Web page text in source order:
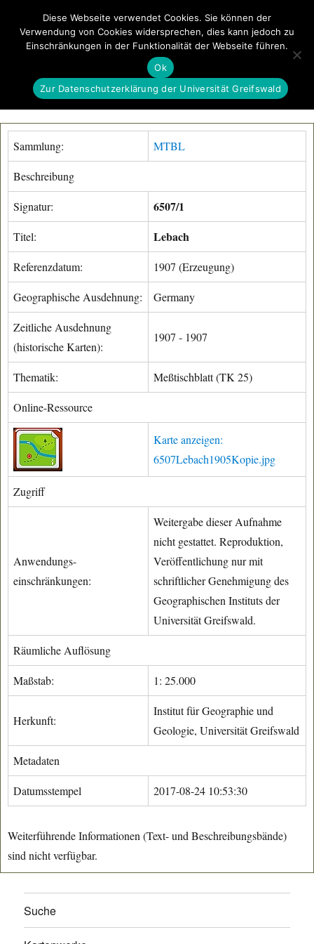
GeoGREIF MENÜ
Sammlung: MTBL
Beschreibung
Signatur: 6507/1
Titel: Lebach
Referenzdatum: 1907 (Erzeugung)
Geographische Ausdehnung: Germany
Zeitliche Ausdehnung
(historische Karten):
1907 - 1907
Thematik: Meßtischblatt (TK 25)
Online-Ressource
Karte anzeigen:
6507Lebach1905Kopie.jpg
Zugriff
Anwendungs-
einschränkungen:
Weitergabe dieser Aufnahme
nicht gestattet. Reproduktion,
Veröffentlichung nur mit
schriftlicher Genehmigung des
Geographischen Instituts der
Universität Greifswald.
Räumliche Auflösung
Maßstab: 1: 25.000
Herkunft:
Institut für Geographie und
Geologie, Universität Greifswald
Metadaten
Datumsstempel 2017-08-24 10:53:30
Weiterführende Informationen (Text- und Beschreibungsbände)
sind nicht verfügbar.
Suche
Diese Webseite verwendet Cookies. Sie können der
Verwendung von Cookies widersprechen, dies kann jedoch zu
Einschränkungen in der Funktionalität der Webseite führen.
Ok
Zur Datenschutzerklärung der Universität Greifswald